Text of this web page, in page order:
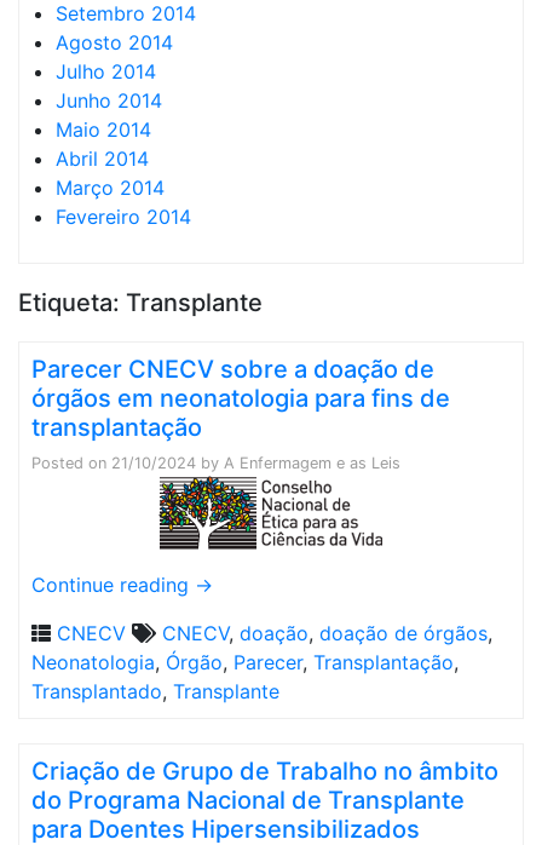
Setembro 2014
Agosto 2014
Julho 2014
Junho 2014
Maio 2014
Abril 2014
Março 2014
Fevereiro 2014
Etiqueta: Transplante
Parecer CNECV sobre a doação de
órgãos em neonatologia para fins de
transplantação
Posted on 21/10/2024 by A Enfermagem e as Leis
Continue reading →
CNECV
CNECV, doação, doação de órgãos,
Neonatologia, Órgão, Parecer, Transplantação,
Transplantado, Transplante
Criação de Grupo de Trabalho no âmbito
do Programa Nacional de Transplante
para Doentes Hipersensibilizados